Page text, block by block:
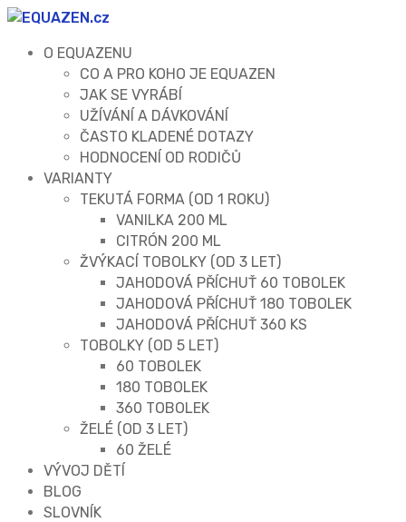
O EQUAZENU
CO A PRO KOHO JE EQUAZEN
JAK SE VYRÁBÍ
UŽÍVÁNÍ A DÁVKOVÁNÍ
ČASTO KLADENÉ DOTAZY
HODNOCENÍ OD RODIČŮ
VARIANTY
TEKUTÁ FORMA (OD 1 ROKU)
VANILKA 200 ML
CITRÓN 200 ML
ŽVÝKACÍ TOBOLKY (OD 3 LET)
JAHODOVÁ PŘÍCHUŤ 60 TOBOLEK
JAHODOVÁ PŘÍCHUŤ 180 TOBOLEK
JAHODOVÁ PŘÍCHUŤ 360 KS
TOBOLKY (OD 5 LET)
60 TOBOLEK
180 TOBOLEK
360 TOBOLEK
ŽELÉ (OD 3 LET)
60 ŽELÉ
VÝVOJ DĚTÍ
BLOG
SLOVNÍK